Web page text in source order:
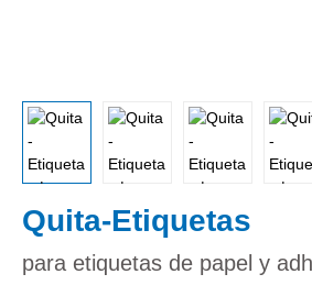
Quita-Etiquetas
para etiquetas de papel y